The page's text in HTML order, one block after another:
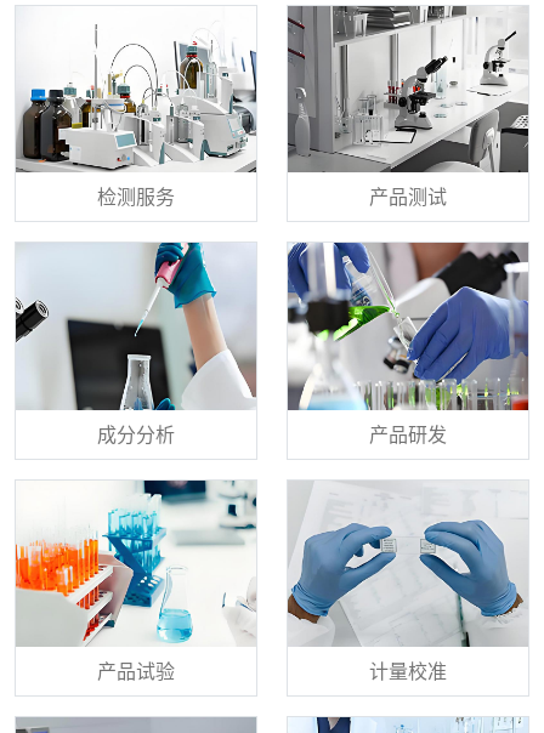
检测服务 产品测试
成分分析 产品研发
产品试验 计量校准